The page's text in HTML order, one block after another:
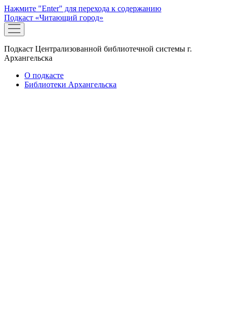
Нажмите "Enter" для перехода к содержанию
Подкаст «Читающий город»
открыть
меню
Подкаст Централизованной библиотечной системы г.
Архангельска
О подкасте
Библиотеки Архангельска